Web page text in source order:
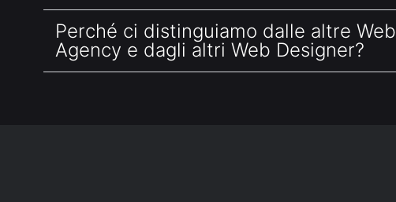
Perché ci distinguiamo dalle altre Web
Agency e dagli altri Web Designer?